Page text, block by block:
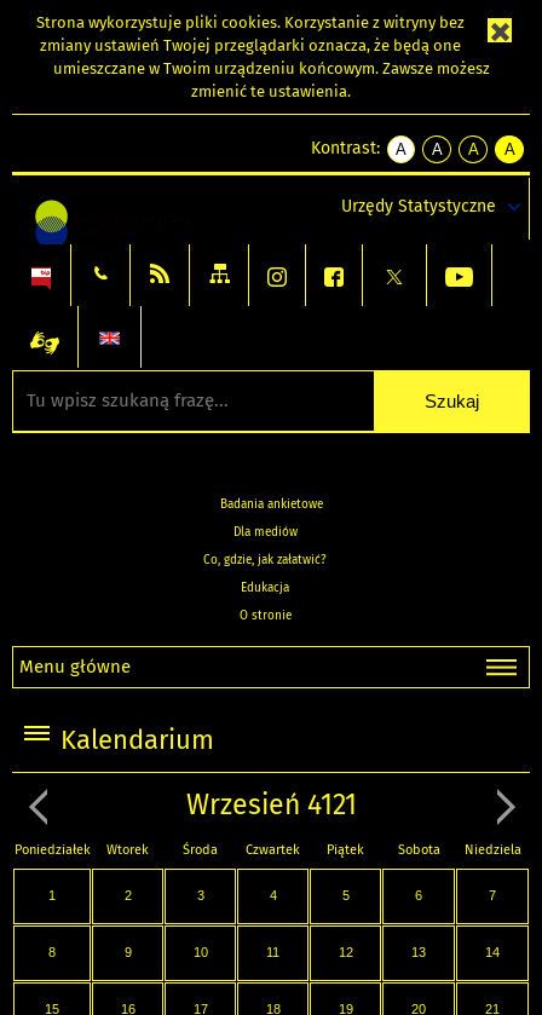
Strona wykorzystuje pliki cookies. Korzystanie z witryny bez
zmiany ustawień Twojej przeglądarki oznacza, że będą one
umieszczane w Twoim urządzeniu końcowym. Zawsze możesz
zmienić te ustawienia.
Kontrast:
A
kontrast
A
kontrast
tekst
czarnym
A
kontrast
tekst
czarnym
A
tekst
żółtym
Urzędy Statystyczne
Badania ankietowe
Dla mediów
Co, gdzie, jak załatwić?
Edukacja
O stronie
Menu główne
Kalendarium
Wrzesień 4121
Poniedziałek Wtorek Środa Czwartek Piątek Sobota Niedziela
1 2 3 4 5 6 7
8 9 10 11 12 13 14
15 16 17 18 19 20 21